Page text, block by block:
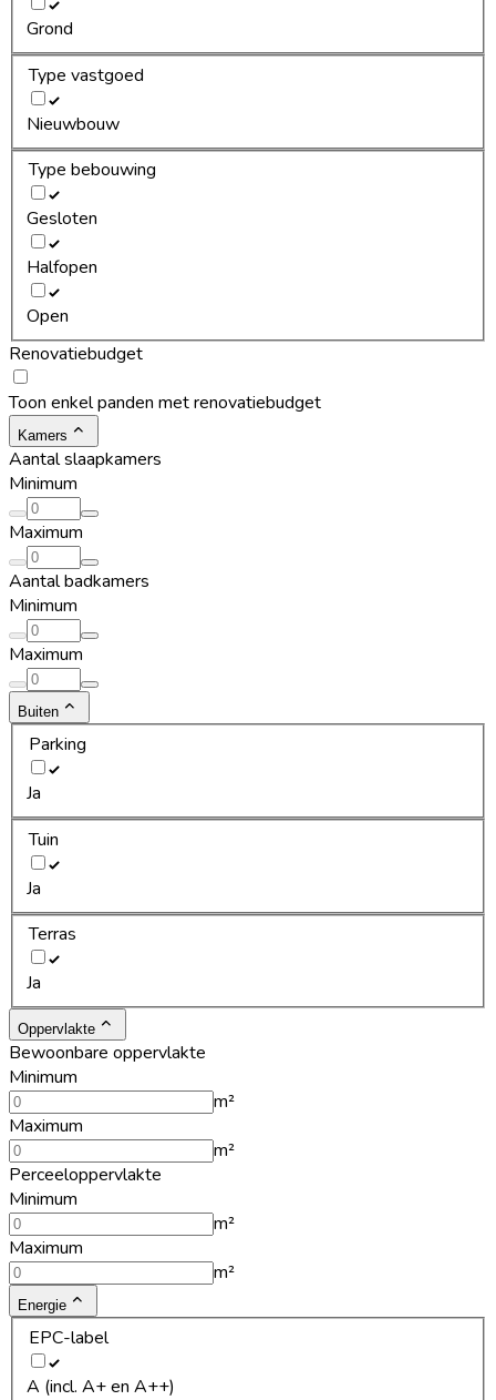
Grond
Type vastgoed
Nieuwbouw
Type bebouwing
Gesloten
Halfopen
Open
Renovatiebudget
Toon enkel panden met renovatiebudget
Kamers
Aantal slaapkamers
Minimum
Maximum
Aantal badkamers
Minimum
Maximum
Buiten
Parking
Ja
Tuin
Ja
Terras
Ja
Oppervlakte
Bewoonbare oppervlakte
Minimum
m²
Maximum
m²
Perceeloppervlakte
Minimum
m²
Maximum
m²
Energie
EPC-label
A (incl. A+ en A++)